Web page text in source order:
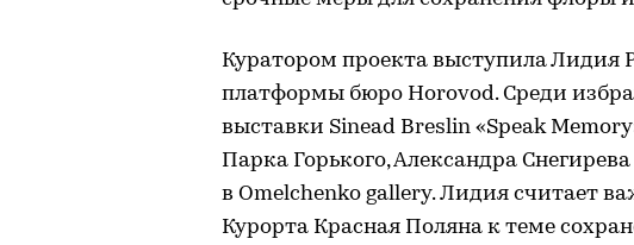
Куратором проекта выступила Лидия
платформы бюро Horovod. Среди
выставки Sinead Breslin «Speak
Парка Горького, Александра
в Omelchenko gallery. Лидия считает
Курорта Красная Поляна к теме